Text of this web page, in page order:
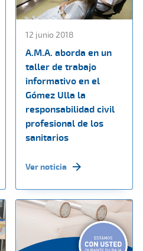
12 junio 2018
A.M.A. aborda en un
taller de trabajo
informativo en el
Gómez Ulla la
responsabilidad civil
profesional de los
sanitarios
Ver noticia